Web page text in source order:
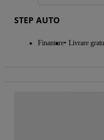
STEP AUTO
Finantare Livrare